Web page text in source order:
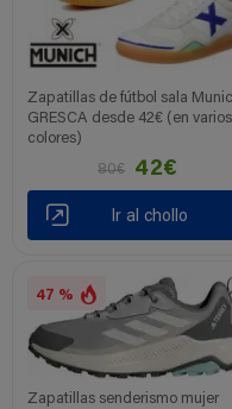
Zapatillas de fútbol sala
GRESCA desde 42€ (en varios
colores)
80€
42€
Ir al chollo
47 %
Zapatillas senderismo mujer